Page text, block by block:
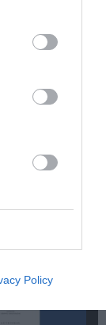
Policy
νέα για